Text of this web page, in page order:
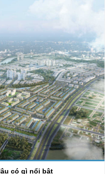
có gì nổi bật